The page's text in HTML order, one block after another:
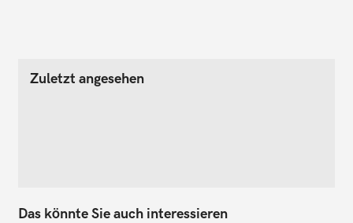
Zuletzt angesehen
Das könnte Sie auch interessieren